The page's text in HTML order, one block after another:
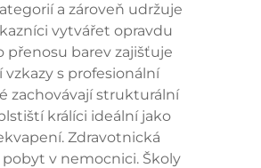
a zároveň udržuje
vytvářet opravdu
barev zajišťuje
s profesionální
zachovávají strukturální
králíci ideální jako
Zdravotnická
v nemocnici. Školy